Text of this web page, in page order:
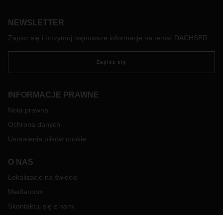
kwadratowych przeznaczono na obsługę logistyki
NEWSLETTER
Zapisz się i otrzymuj najnowsze informacje na temat DACHSER
Zapisz się
INFORMACJE PRAWNE
Nota prawna
Ochrona danych
Ustawienia plików cookie
O NAS
Lokalizacje na świecie
Mediaroom
Skontaktuj się z nami